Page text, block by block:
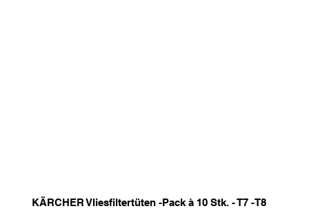
KÄRCHER Vliesfiltertüten -Pack à 10 Stk. - T7 -T8